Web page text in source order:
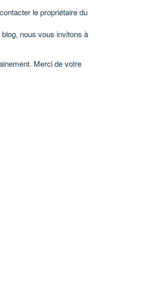
le propriétaire du
nous vous invitons à
Merci de votre